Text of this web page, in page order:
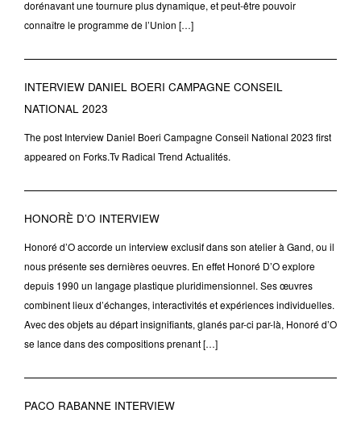
dorénavant une tournure plus dynamique, et peut-être pouvoir
connaître le programme de l’Union […]
INTERVIEW DANIEL BOERI CAMPAGNE CONSEIL
NATIONAL 2023
The post Interview Daniel Boeri Campagne Conseil National 2023 first
appeared on Forks.Tv Radical Trend Actualités.
HONORÈ D’O INTERVIEW
Honoré d’O accorde un interview exclusif dans son atelier à Gand, ou il
nous présente ses dernières oeuvres. En effet Honoré D’O explore
depuis 1990 un langage plastique pluridimensionnel. Ses œuvres
combinent lieux d’échanges, interactivités et expériences individuelles.
Avec des objets au départ insignifiants, glanés par-ci par-là, Honoré d’O
se lance dans des compositions prenant […]
PACO RABANNE INTERVIEW